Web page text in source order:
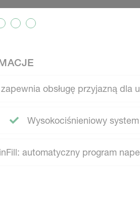
obsługę przyjazną dla
Wysokociśnieniowy
automatyczny program